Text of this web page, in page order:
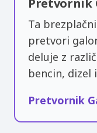
Pretvornik
Ta
pretvori
deluje z
bencin, dizel
Pretvornik